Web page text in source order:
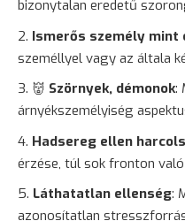
bizonytalan eredetű
Ismerős személy mint
személlyel vagy az általa
👹 Szörnyek, démonok:
árnyékszemélyiség
Hadsereg ellen
érzése, túl sok fronton
Láthatatlan ellenség:
azonosítatlan